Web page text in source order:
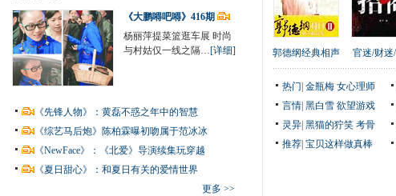
《大鹏嘚吧嘚》416期
杨丽萍提菜篮逛车展 时尚
与村姑仅一线之隔…[详细]
《先锋人物》：黄磊不惑之年中的智慧
《综艺马后炮》陈柏霖曝初吻属于范冰冰
《NewFace》：《北爱》导演续集玩穿越
《夏日甜心》：和夏日有关的爱情世界
更多 >>
郭德纲经典相声 官迷/财迷
热门 金瓶梅 女心理师
言情 黑白雪 欲望游戏
灵异 黑猫的狞笑 考骨
推荐 宝贝这样做真棒